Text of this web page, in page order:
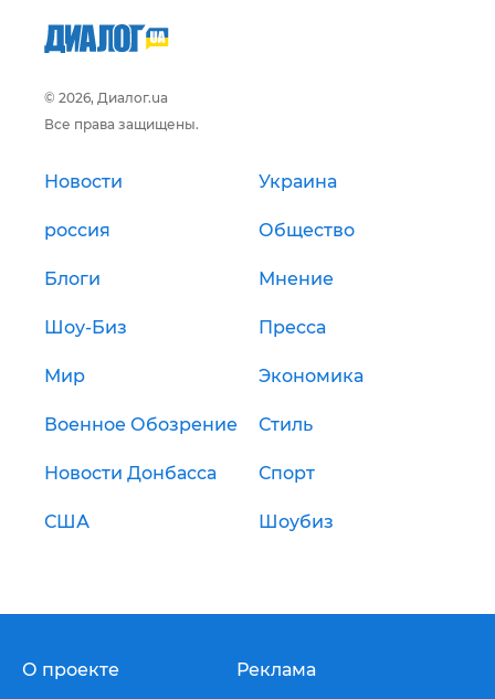
© 2026, Диалог.ua
Все права защищены.
Новости Украина
россия Общество
Блоги Мнение
Шоу-Биз Пресса
Мир Экономика
Военное Обозрение Стиль
Новости Донбасса Спорт
США Шоубиз
О проекте Реклама